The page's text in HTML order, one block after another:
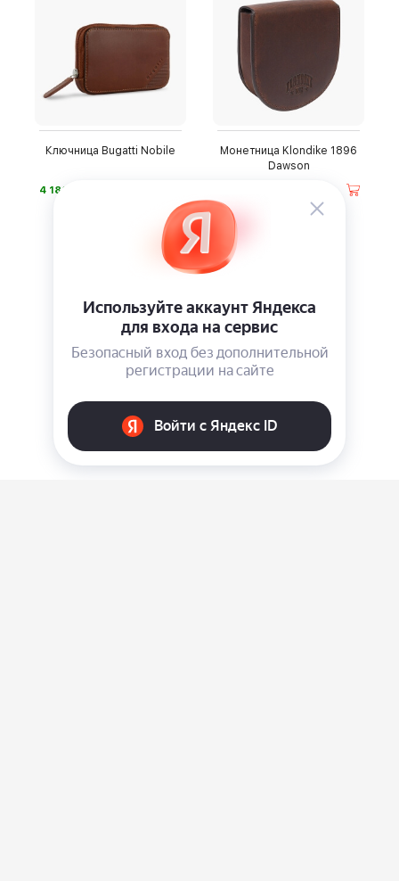
Ключница Bugatti Nobile
4 180
Монетница Klondike 1896
Dawson